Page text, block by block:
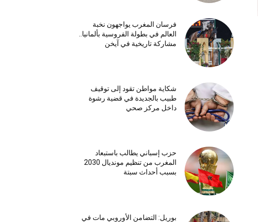
فرسان المغرب يواجهون نخبة
العالم في بطولة الفروسية بألمانيا..
مشاركة تاريخية في آيخن
شكاية مواطن تقود إلى توقيف
طبيب بالجديدة في قضية رشوة
داخل مركز صحي
حزب إسباني يطالب باستبعاد
المغرب من تنظيم مونديال 2030
بسبب أحداث سبتة
بوريل: التضامن الأوروبي مات في